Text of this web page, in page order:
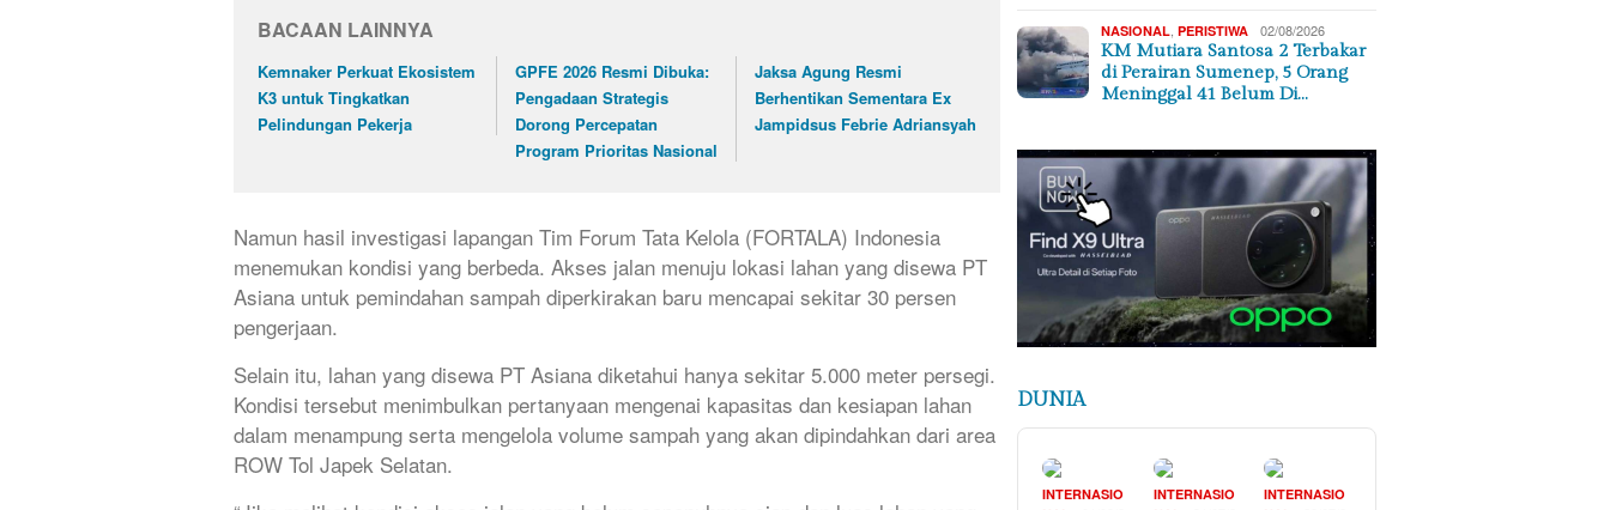
BACAAN LAINNYA
Kemnaker Perkuat Ekosistem
K3 untuk Tingkatkan
Pelindungan Pekerja
GPFE 2026 Resmi Dibuka:
Pengadaan Strategis
Dorong Percepatan
Program Prioritas Nasional
Jaksa Agung Resmi
Berhentikan Sementara Ex
Jampidsus Febrie Adriansyah
Namun hasil investigasi lapangan Tim Forum Tata Kelola (FORTALA) Indonesia
menemukan kondisi yang berbeda. Akses jalan menuju lokasi lahan yang disewa PT
Asiana untuk pemindahan sampah diperkirakan baru mencapai sekitar 30 persen
pengerjaan.
Selain itu, lahan yang disewa PT Asiana diketahui hanya sekitar 5.000 meter persegi.
Kondisi tersebut menimbulkan pertanyaan mengenai kapasitas dan kesiapan lahan
dalam menampung serta mengelola volume sampah yang akan dipindahkan dari area
ROW Tol Japek Selatan.
NASIONAL ,PERISTIWA 02/08/2026
KM Mutiara Santosa 2 Terbakar
di Perairan Sumenep, 5 Orang
Meninggal 41 Belum Di…
DUNIA
INTERNASIO
INTERNASIO
INTERNASIO